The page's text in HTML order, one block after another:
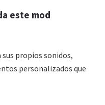
este mod
propios sonidos,
personalizados que